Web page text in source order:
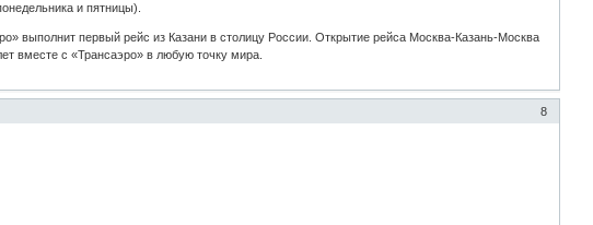
и пятницы).
выполнит первый рейс из Казани в столицу России. Открытие рейса Москва-Казань-Москва
вместе с «Трансаэро» в любую точку мира.
8